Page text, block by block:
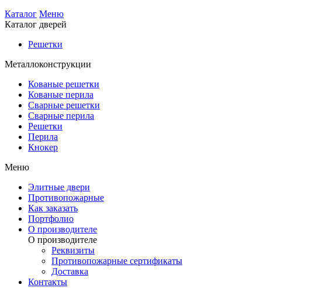
Каталог Меню
Каталог дверей
Решетки
Металлоконструкции
Кованые решетки
Кованые перила
Сварные решетки
Сварные перила
Решетки
Перила
Кнокер
Меню
Элитные двери
Противопожарные
Как заказать
Портфолио
О производителе
О производителе
Реквизиты
Противопожарные сертификаты
Доставка
Контакты